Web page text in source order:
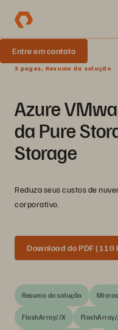
Entre em contato
3 pages, Resumo da solução
Azure
da Pure
Storage
Reduza seus custos de
corporativo.
Download do PDF (110
Resumo da solução
FlashArray//X